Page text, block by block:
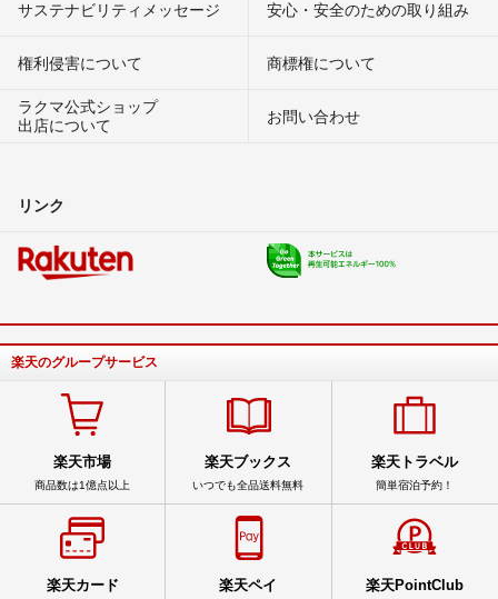
サステナビリティメッセージ 安心・安全のための取り組み
権利侵害について
商標権について
ラクマ公式ショップ
出店について
お問い合わせ
リンク
楽天のグループサービス
楽天市場
商品数は1億点以上
楽天ブックス
いつでも全品送料無料
楽天トラベル
簡単宿泊予約！
楽天カード 楽天ペイ 楽天PointClub